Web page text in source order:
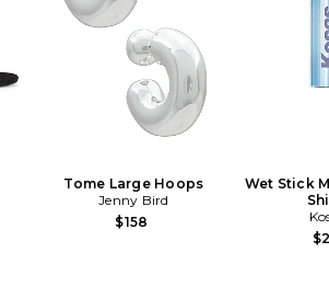
Tome Large Hoops
Jenny Bird
$158
Wet Stick